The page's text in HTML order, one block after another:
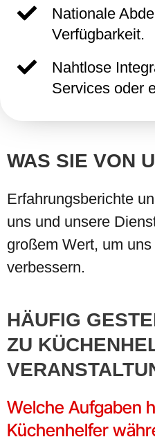
Nationale
Verfügbarkeit.
Nahtlose
Services oder
WAS SIE VON
Erfahrungsberichte
uns und unsere
großem Wert, um
verbessern.
HÄUFIG
ZU
Welche Aufgaben
Küchenhelfer